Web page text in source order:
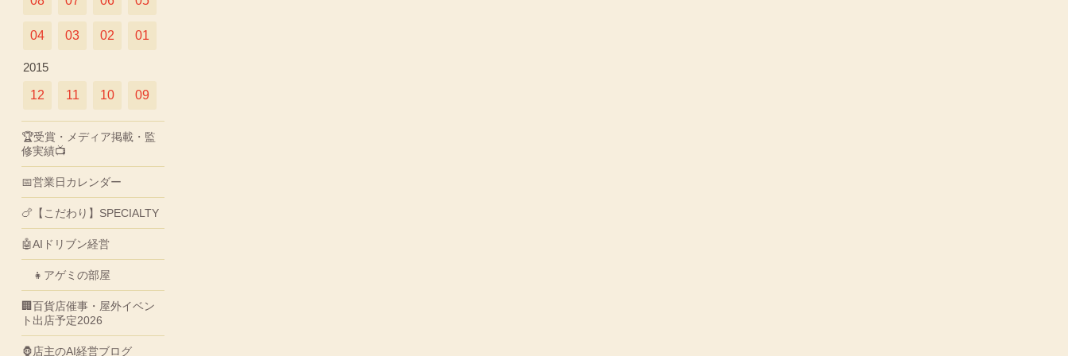
04 03 02 01
2015
12 11 10 09
🏆受賞・メディア掲載・監
修実績📺
📅営業日カレンダー
🍗【こだわり】SPECIALTY
🤖AIドリブン経営
👧アゲミの部屋
🏢百貨店催事・屋外イベン
ト出店予定2026
🦍店主のAI経営ブログ